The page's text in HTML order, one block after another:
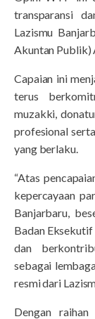
transparansi
Lazismu
Akuntan Publik)
Capaian ini
terus
muzakki,
profesional
yang berlaku.
“Atas
kepercayaan
Banjarbaru,
Badan Eksekutif
dan
sebagai
resmi dari
Dengan